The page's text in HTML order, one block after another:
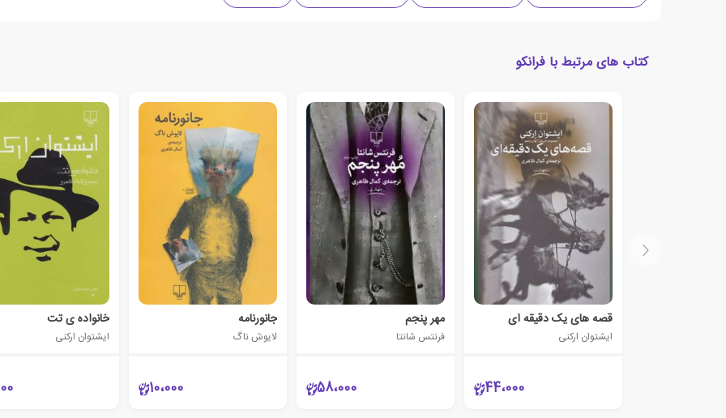
کتاب های مرتبط با فرانکو
قصه های یک دقیقه ای
ایشتوان ارکنی
44،000
مهر پنجم
فرنتس شانتا
58،000
جانورنامه
لایوش ناگ
10،000
خانواده ی تت
ایشتوان ارکنی